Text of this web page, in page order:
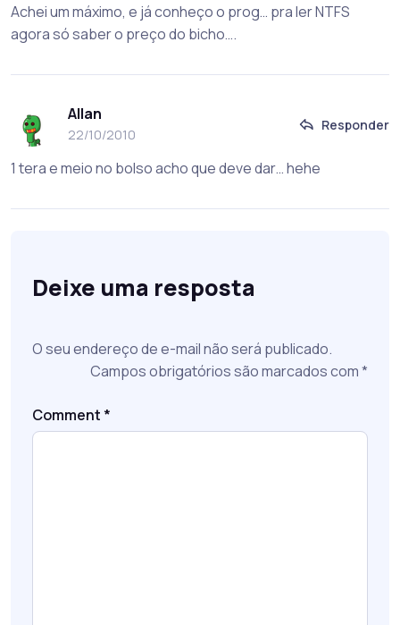
Achei um máximo, e já conheço o prog… pra ler NTFS
agora só saber o preço do bicho….
Allan
22/10/2010
Responder
1 tera e meio no bolso acho que deve dar… hehe
Deixe uma resposta
O seu endereço de e-mail não será publicado.
Campos obrigatórios são marcados com*
Comment *